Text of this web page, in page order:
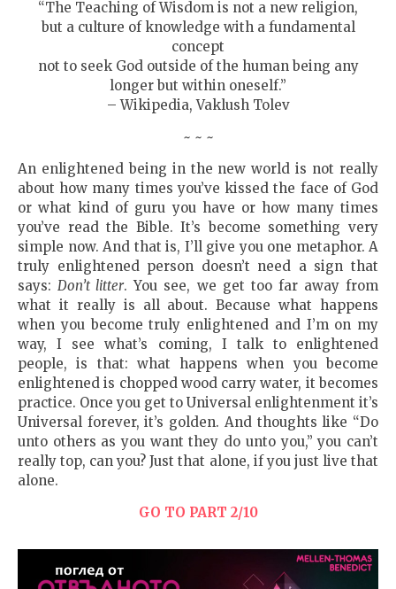
“The Teaching of Wisdom is not a new religion,
but a culture of knowledge with a fundamental
concept
not to seek God outside of the human being any
longer but within oneself.”
– Wikipedia, Vaklush Tolev
~ ~ ~
An enlightened being in the new world is not really
about how many times you’ve kissed the face of God
or what kind of guru you have or how many times
you’ve read the Bible. It’s become something very
simple now. And that is, I’ll give you one metaphor. A
truly enlightened person doesn’t need a sign that
says: Don’t litter. You see, we get too far away from
what it really is all about. Because what happens
when you become truly enlightened and I’m on my
way, I see what’s coming, I talk to enlightened
people, is that: what happens when you become
enlightened is chopped wood carry water, it becomes
practice. Once you get to Universal enlightenment it’s
Universal forever, it’s golden. And thoughts like “Do
unto others as you want they do unto you,” you can’t
really top, can you? Just that alone, if you just live that
alone.
GO TO PART 2/10